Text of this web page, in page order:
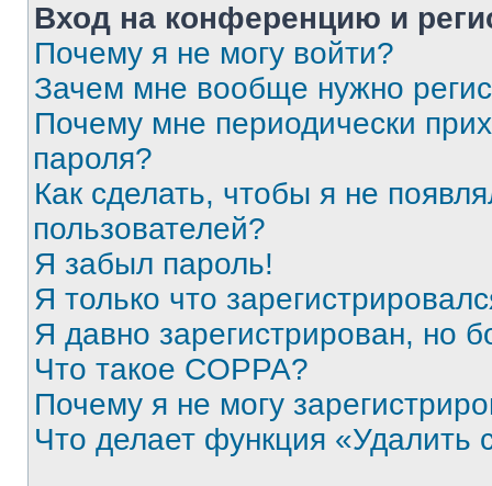
Вход на конференцию и
Почему я не могу войти?
Зачем мне вообще нужно
Почему мне периодически
пароля?
Как сделать, чтобы я не
пользователей?
Я забыл пароль!
Я только что
Я давно зарегистрирован, но
Что такое COPPA?
Почему я не могу
Что делает функция «Удалить